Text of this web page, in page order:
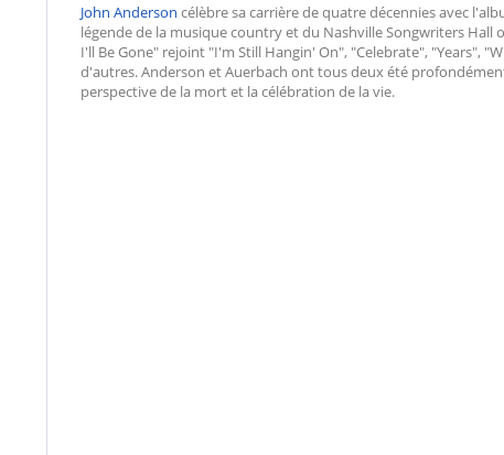
John Anderson célèbre sa carrière de quatre décennies avec
légende de la musique country et du Nashville Songwriters Hall
I'll Be Gone" rejoint "I'm Still Hangin' On", "Celebrate", "Years",
d'autres. Anderson et Auerbach ont tous deux été
perspective de la mort et la célébration de la vie.